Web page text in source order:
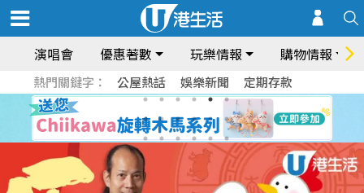
演唱會 優惠著數 玩樂情報 購物情報
熱門關鍵字： 公屋熱話 娛樂新聞 定期存款